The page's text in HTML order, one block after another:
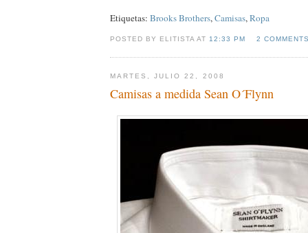
Etiquetas: Brooks Brothers,Camisas,Ropa
POSTED BY ELITISTA AT 12:33 PM 2
MARTES, JULIO 22, 2008
Camisas a medida Sean O´Flynn